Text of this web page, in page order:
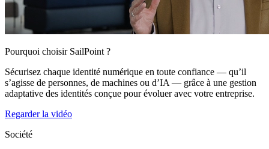
Pourquoi choisir SailPoint ?
Sécurisez chaque identité numérique en toute confiance — qu’il
s’agisse de personnes, de machines ou d’IA — grâce à une gestion
adaptative des identités conçue pour évoluer avec votre entreprise.
Regarder la vidéo
Société